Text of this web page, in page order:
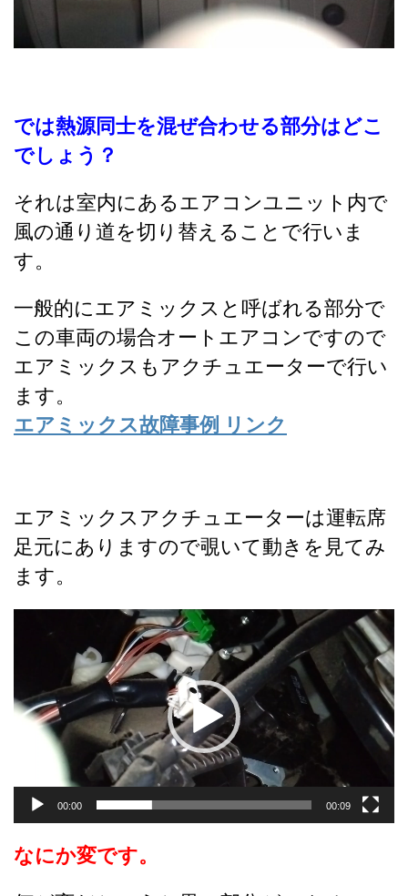
では熱源同士を混ぜ合わせる部分はどこ
でしょう？
それは室内にあるエアコンユニット内で
風の通り道を切り替えることで行いま
す。
一般的にエアミックスと呼ばれる部分で
この車両の場合オートエアコンですので
エアミックスもアクチュエーターで行い
ます。
エアミックス故障事例 リンク
エアミックスアクチュエーターは運転席
足元にありますので覗いて動きを見てみ
ます。
ー
ヤ
00:00 00:09
なにか変です。